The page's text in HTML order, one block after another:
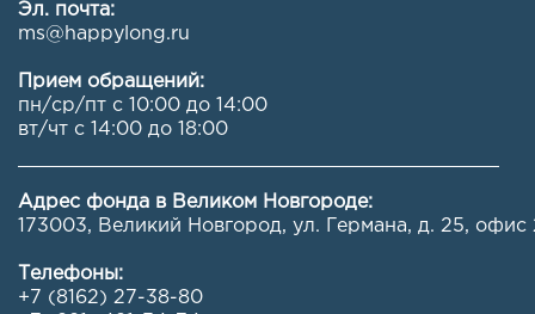
Эл. почта:
ms@happylong.ru
Прием обращений:
пн/ср/пт с 10:00 до 14:00
вт/чт с 14:00 до 18:00
Адрес фонда в Великом Новгороде:
173003, Великий Новгород, ул. Германа, д. 25, офис
Телефоны:
+7 (8162) 27-38-80